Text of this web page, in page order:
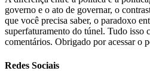
governo e o ato de governar, o
que você precisa saber, o paradoxo
superfaturamento do túnel. Tudo isso
comentários. Obrigado por acessar o
Redes Sociais